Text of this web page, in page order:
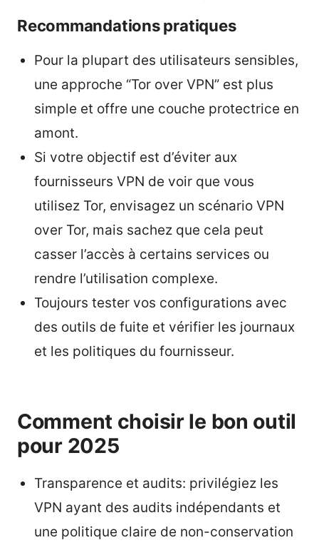
Recommandations pratiques
Pour la plupart des utilisateurs sensibles,
une approche “Tor over VPN” est plus
simple et offre une couche protectrice en
amont.
Si votre objectif est d’éviter aux
fournisseurs VPN de voir que vous
utilisez Tor, envisagez un scénario VPN
over Tor, mais sachez que cela peut
casser l’accès à certains services ou
rendre l’utilisation complexe.
Toujours tester vos configurations avec
des outils de fuite et vérifier les journaux
et les politiques du fournisseur.
Comment choisir le bon outil
pour 2025
Transparence et audits: privilégiez les
VPN ayant des audits indépendants et
une politique claire de non-conservation